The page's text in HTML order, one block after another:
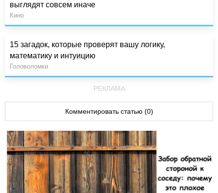
выглядят совсем иначе
Кино
15 загадок, которые проверят вашу логику,
математику и интуицию
Головоломки
РЕКЛАМА
Комментировать статью (0)